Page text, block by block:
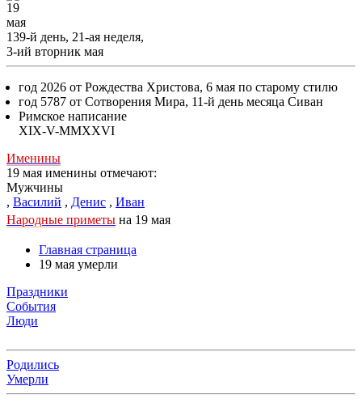
19
мая
139-й день, 21-ая неделя,
3-ий вторник мая
год 2026 от Рождества Христова, 6 мая по старому стилю
год 5787 от Сотворения Мира, 11-й день месяца Сиван
Римское написание
XIX-V-MMXXVI
Именины
19 мая именины отмечают:
Мужчины
, Василий , Денис , Иван
Народные приметы на 19 мая
Главная страница
19 мая умерли
Праздники
События
Люди
Родились
Умерли